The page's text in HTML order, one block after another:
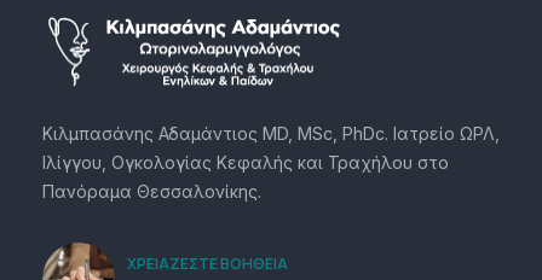
Κιλμπασάνης Αδαμάντιος MD, MSc, PhDc. Ιατρείο ΩΡΛ,
Ιλίγγου, Ογκολογίας Κεφαλής και Τραχήλου στο
Πανόραμα Θεσσαλονίκης.
ΧΡΕΙΆΖΕΣΤΕ ΒΟΉΘΕΙΑ